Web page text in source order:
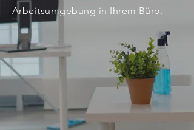
Arbeitsumgebung in Ihrem Büro.